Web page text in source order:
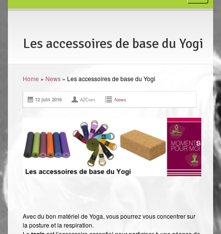
Shiatsu
L’art japonais
Séances
En entreprise
L’état optimal
Nos cours
Yoga en entreprise
Boutique
Les accessoires de base du Yogi
Home » News» Les accessoires de base du Yogi
12 juin 2016 A2Com News
Avec du bon matériel de Yoga, vous pourrez vous concentrer sur
la posture et la respiration.